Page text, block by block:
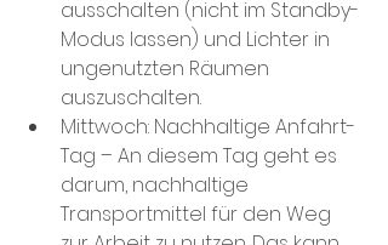
ausschalten (nicht im Standby-
Modus lassen) und Lichter in
ungenutzten Räumen
auszuschalten.
Mittwoch: Nachhaltige Anfahrt-
Tag – An diesem Tag geht es
darum, nachhaltige
Transportmittel für den Weg